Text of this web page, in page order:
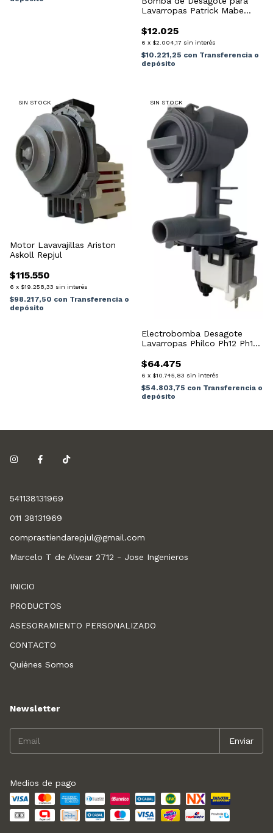
Lavarropas Patrick Mabe
$12.025
6 x $2.004,17 sin interés
$10.221,25 con Transferencia o
depósito
SIN STOCK
Motor Lavavajillas Ariston
Askoll Repjul
$115.550
6 x $19.258,33 sin interés
$98.217,50 con Transferencia o
depósito
SIN STOCK
Electrobomba Desagote
Lavarropas Philco Ph12 Ph10
$64.475
6 x $10.745,83 sin interés
$54.803,75 con Transferencia o
depósito
541138131969
011 38131969
comprastiendarepjul@gmail.com
Marcelo T de Alvear 2712 - Jose Ingenieros
INICIO
PRODUCTOS
ASESORAMIENTO PERSONALIZADO
CONTACTO
Quiénes Somos
Newsletter
Medios de pago